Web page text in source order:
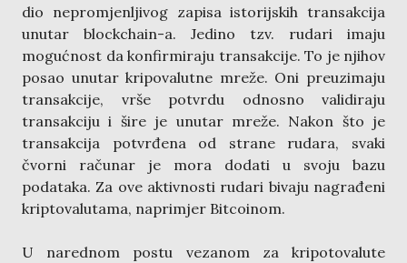
dio nepromjenljivog zapisa istorijskih transakcija
unutar blockchain-a. Jedino tzv. rudari imaju
mogućnost da konfirmiraju transakcije. To je njihov
posao unutar kripovalutne mreže. Oni preuzimaju
transakcije, vrše potvrdu odnosno validiraju
transakciju i šire je unutar mreže. Nakon što je
transakcija potvrđena od strane rudara, svaki
čvorni računar je mora dodati u svoju bazu
podataka. Za ove aktivnosti rudari bivaju nagrađeni
kriptovalutama, naprimjer Bitcoinom.
U narednom postu vezanom za kripotovalute